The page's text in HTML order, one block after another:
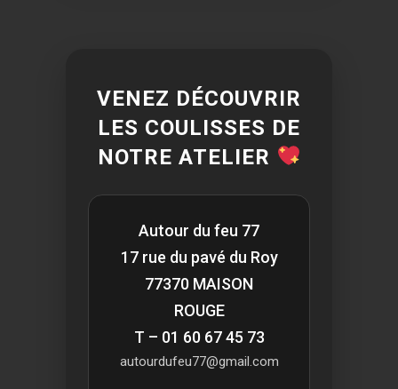
VENEZ DÉCOUVRIR
LES COULISSES DE
NOTRE ATELIER
Autour du feu 77
17 rue du pavé du Roy
77370 MAISON
ROUGE
T – 01 60 67 45 73
autourdufeu77@gmail.com